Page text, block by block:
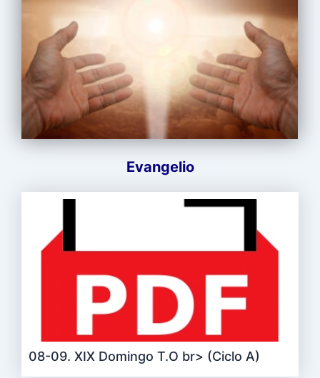
Evangelio
08-09. XIX Domingo T.O br> (Ciclo A)